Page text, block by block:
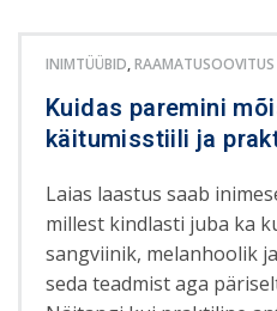
INIMTÜÜBID,RAAMATUSOOVITUS
Kuidas paremini
käitumisstiili ja
Laias laastus saab
millest kindlasti juba ka
sangviinik, melanhoolik
seda teadmist aga